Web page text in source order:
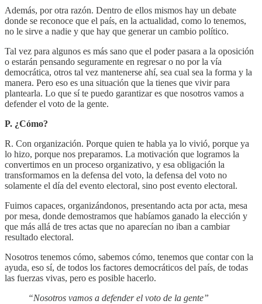
Además, por otra razón. Dentro de ellos mismos hay un debate
donde se reconoce que el país, en la actualidad, como lo tenemos,
no le sirve a nadie y que hay que generar un cambio político.
Tal vez para algunos es más sano que el poder pasara a la oposición
o estarán pensando seguramente en regresar o no por la vía
democrática, otros tal vez mantenerse ahí, sea cual sea la forma y la
manera. Pero eso es una situación que la tienes que vivir para
plantearla. Lo que sí te puedo garantizar es que nosotros vamos a
defender el voto de la gente.
P. ¿Cómo?
R. Con organización. Porque quien te habla ya lo vivió, porque ya
lo hizo, porque nos preparamos. La motivación que logramos la
convertimos en un proceso organizativo, y esa obligación la
transformamos en la defensa del voto, la defensa del voto no
solamente el día del evento electoral, sino post evento electoral.
Fuimos capaces, organizándonos, presentando acta por acta, mesa
por mesa, donde demostramos que habíamos ganado la elección y
que más allá de tres actas que no aparecían no iban a cambiar
resultado electoral.
Nosotros tenemos cómo, sabemos cómo, tenemos que contar con la
ayuda, eso sí, de todos los factores democráticos del país, de todas
las fuerzas vivas, pero es posible hacerlo.
“Nosotros vamos a defender el voto de la gente”